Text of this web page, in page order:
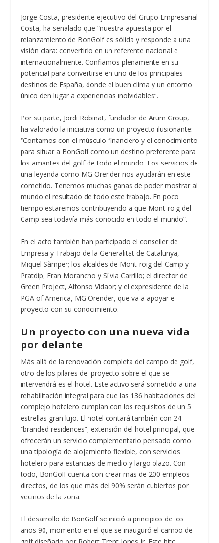
Jorge Costa, presidente ejecutivo del Grupo Empresarial
Costa, ha señalado que “nuestra apuesta por el
relanzamiento de BonGolf es sólida y responde a una
visión clara: convertirlo en un referente nacional e
internacionalmente. Confiamos plenamente en su
potencial para convertirse en uno de los principales
destinos de España, donde el buen clima y un entorno
único den lugar a experiencias inolvidables”.
Por su parte, Jordi Robinat, fundador de Arum Group,
ha valorado la iniciativa como un proyecto ilusionante:
“Contamos con el músculo financiero y el conocimiento
para situar a BonGolf como un destino preferente para
los amantes del golf de todo el mundo. Los servicios de
una leyenda como MG Orender nos ayudarán en este
cometido. Tenemos muchas ganas de poder mostrar al
mundo el resultado de todo este trabajo. En poco
tiempo estaremos contribuyendo a que Mont-roig del
Camp sea todavía más conocido en todo el mundo”.
En el acto también han participado el conseller de
Empresa y Trabajo de la Generalitat de Catalunya,
Miquel Sàmper; los alcaldes de Mont-roig del Camp y
Pratdip, Fran Morancho y Sílvia Carrillo; el director de
Green Project, Alfonso Vidaor; y el expresidente de la
PGA of America, MG Orender, que va a apoyar el
proyecto con su conocimiento.
Un proyecto con una nueva vida
por delante
Más allá de la renovación completa del campo de golf,
otro de los pilares del proyecto sobre el que se
intervendrá es el hotel. Este activo será sometido a una
rehabilitación integral para que las 136 habitaciones del
complejo hotelero cumplan con los requisitos de un 5
estrellas gran lujo. El hotel contará también con 24
“branded residences”, extensión del hotel principal, que
ofrecerán un servicio complementario pensado como
una tipología de alojamiento flexible, con servicios
hotelero para estancias de medio y largo plazo. Con
todo, BonGolf cuenta con crear más de 200 empleos
directos, de los que más del 90% serán cubiertos por
vecinos de la zona.
El desarrollo de BonGolf se inició a principios de los
años 90, momento en el que se inauguró el campo de